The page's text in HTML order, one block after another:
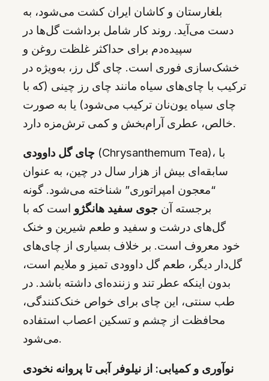
بلغارستان و کاشان ایران کشت می‌شود، به
دست می‌آید. روند کار شامل برداشت گل‌ها در
سپیده‌دم برای حداکثر غلظت روغن و
خشک‌سازی فوری است. چای گل رز، به‌ویژه در
ترکیب با چای‌های سیاه مانند چای رز چینی (که با
چای سیاه یون‌نان ترکیب می‌شود) یا به صورت
خالص، عطری آرام‌بخش و کمی ترش‌مزه دارد.
چای گل داوودی (Chrysanthemum Tea)، با
سابقه‌ای بیش از هزار سال در چین، به عنوان
“معجون امپراتوری” شناخته می‌شود. گونه
برجسته آن جوی سفید هانگژو است که با
گل‌های درشت و سفید و طعم شیرین و خنک
خود معروف است. بر خلاف بسیاری از چای‌های
گل‌دار دیگر، طعم گل داوودی تمیز و ملایم است،
بدون اینکه عطر تند و زننده‌ای داشته باشد. در
طب سنتی، این چای برای خواص خنک‌کنندگی،
محافظت از چشم و تسکین اعصاب استفاده
می‌شود.
نوآوری و کمیابی: از نیلوفر آبی تا پروانه نخودی